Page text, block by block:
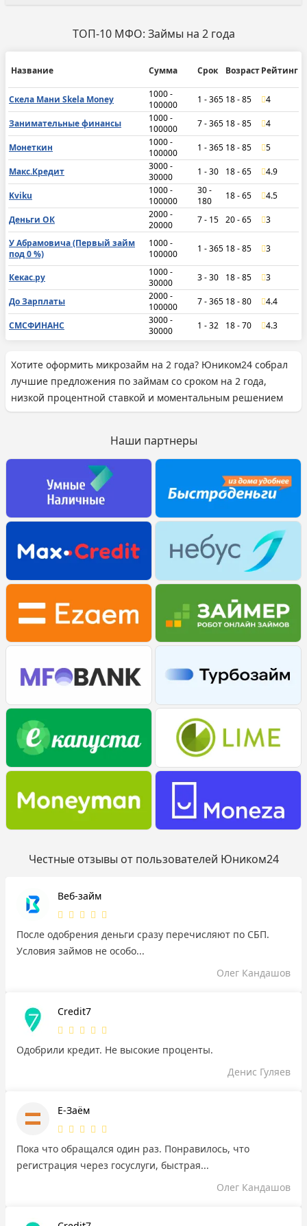
ТОП-10 МФО: Займы на 2 года
Название Сумма Срок ВозрастРейтинг
Скела Мани Skela Money
1000 -
100000
1 - 365 18 - 85 4
Занимательные финансы
1000 -
100000
7 - 365 18 - 85 4
Монеткин
1000 -
100000
1 - 365 18 - 85 5
Макс.Кредит
3000 -
30000
1 - 30 18 - 65 4.9
Kviku
1000 -
100000
30 -
180
18 - 65 4.5
Деньги ОК
2000 -
20000
7 - 15 20 - 65
3
У Абрамовича (Первый займ
под 0 %)
1000 -
100000
1 - 365 18 - 85 3
Кекас.ру
1000 -
30000
3 - 30 18 - 85 3
До Зарплаты
2000 -
100000
7 - 365 18 - 80 4.4
СМСФИНАНС
3000 -
30000
1 - 32 18 - 70 4.3
Хотите оформить микрозайм на 2 года? Юником24 собрал
лучшие предложения по займам со сроком на 2 года,
низкой процентной ставкой и моментальным решением
Наши партнеры
Честные отзывы от пользователей Юником24
Веб-займ
После одобрения деньги сразу перечисляют по СБП.
Условия займов не особо...
Олег Кандашов
Credit7
Одобрили кредит. Не высокие проценты.
Денис Гуляев
Е-Заём
Пока что обращался один раз. Понравилось, что
регистрация через госуслуги, быстрая...
Олег Кандашов